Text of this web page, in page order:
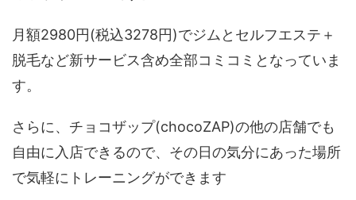
月額2980円(税込3278円)でジムとセルフエステ＋
脱毛など新サービス含め全部コミコミとなっていま
す。
さらに、チョコザップ(chocoZAP)の他の店舗でも
自由に入店できるので、その日の気分にあった場所
で気軽にトレーニングができます